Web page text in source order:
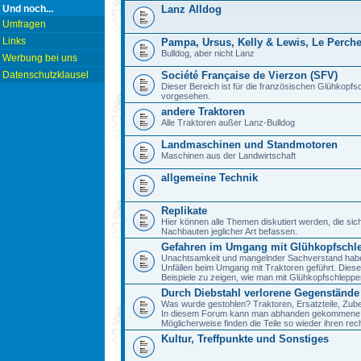
Und noch...
Umfragen
Links
Werbung bei uns
Datenschutzklausel
Lanz Alldog
Pampa, Ursus, Kelly & Lewis, Le
Bulldog, aber nicht Lanz
Société Française de Vierzon (SFV)
Dieser Bereich ist für die französischen
vorgesehen.
andere Traktoren
Alle Traktoren außer Lanz-Bulldog
Landmaschinen und Standmotoren
Maschinen aus der Landwirtschaft
allgemeine Technik
Replikate
Hier können alle Themen diskutiert werden, die
Nachbauten jeglicher Art befassen.
Gefahren im Umgang mit
Unachtsamkeit und mangelnder Sachverstand
Unfällen beim Umgang mit Traktoren geführt.
Beispiele zu zeigen, wie man mit
Durch Diebstahl verlorene Gegenstände
Was wurde gestohlen? Traktoren, Ersatzteile,
In diesem Forum kann man abhanden
Möglicherweise finden die Teile so wieder ihren
Kultur, Treffpunkte und Sonstiges